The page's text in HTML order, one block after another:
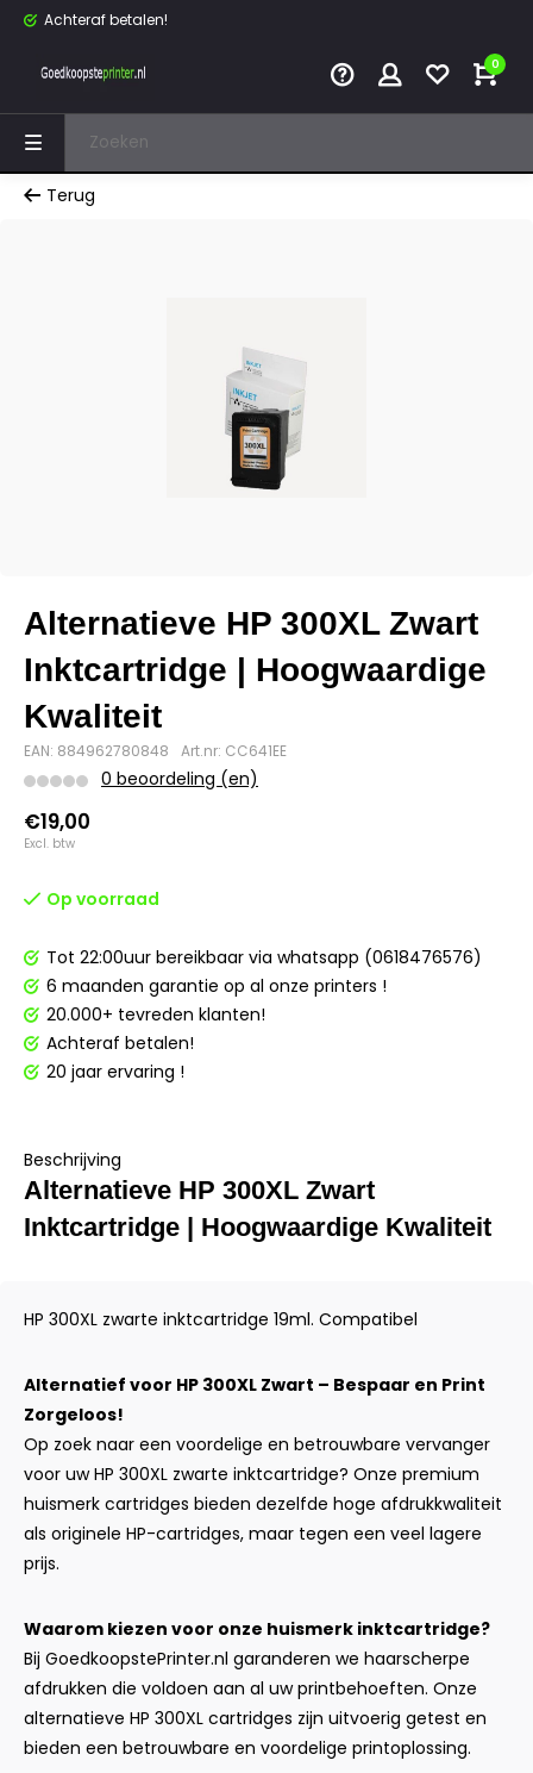
Achteraf betalen!
0
Terug
Alternatieve HP 300XL Zwart
Inktcartridge | Hoogwaardige
Kwaliteit
EAN: 884962780848 Art.nr: CC641EE
0 beoordeling (en)
€19,00
Excl. btw
Op voorraad
Tot 22:00uur bereikbaar via whatsapp (0618476576)
6 maanden garantie op al onze printers !
20.000+ tevreden klanten!
Achteraf betalen!
20 jaar ervaring !
Beschrijving
Alternatieve HP 300XL Zwart
Inktcartridge | Hoogwaardige Kwaliteit
HP 300XL zwarte inktcartridge 19ml. Compatibel
Alternatief voor HP 300XL Zwart – Bespaar en Print
Zorgeloos!
Op zoek naar een voordelige en betrouwbare vervanger
voor uw HP 300XL zwarte inktcartridge? Onze premium
huismerk cartridges bieden dezelfde hoge afdrukkwaliteit
als originele HP-cartridges, maar tegen een veel lagere
prijs.
Waarom kiezen voor onze huismerk inktcartridge?
Bij GoedkoopstePrinter.nl garanderen we haarscherpe
afdrukken die voldoen aan al uw printbehoeften. Onze
alternatieve HP 300XL cartridges zijn uitvoerig getest en
bieden een betrouwbare en voordelige printoplossing.